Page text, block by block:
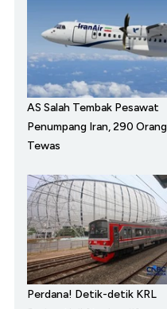
AS Salah Tembak Pesawat
Penumpang Iran, 290 Orang
Tewas
Perdana! Detik-detik KRL